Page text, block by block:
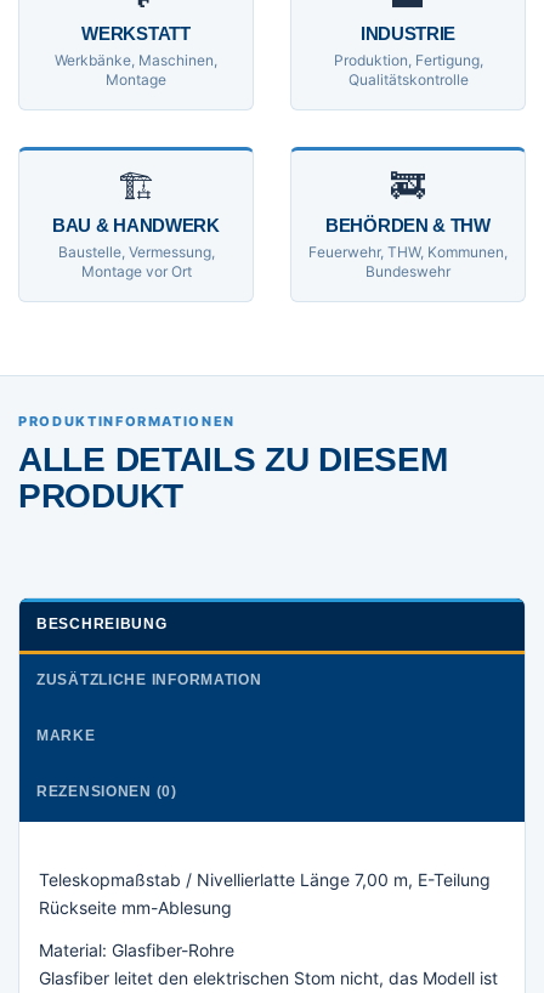
WERKSTATT
Werkbänke, Maschinen,
Montage
INDUSTRIE
Produktion, Fertigung,
Qualitätskontrolle
🏗
BAU & HANDWERK
Baustelle, Vermessung,
Montage vor Ort
🚒
BEHÖRDEN & THW
Feuerwehr, THW, Kommunen,
Bundeswehr
PRODUKTINFORMATIONEN
ALLE DETAILS ZU DIESEM
PRODUKT
BESCHREIBUNG
ZUSÄTZLICHE INFORMATION
MARKE
REZENSIONEN (0)
Teleskopmaßstab / Nivellierlatte Länge 7,00 m, E-Teilung
Rückseite mm-Ablesung
Material: Glasfiber-Rohre
Glasfiber leitet den elektrischen Stom nicht, das Modell ist